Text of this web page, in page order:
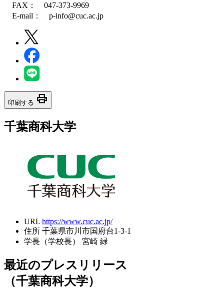
FAX： 047-373-9969
E-mail： p-info@cuc.ac.jp
印刷する print
千葉商科大学
URL https://www.cuc.ac.jp/
住所 千葉県市川市国府台1-3-1
学長（学校長）
宮崎 緑
最近のプレスリリース
（千葉商科大学）